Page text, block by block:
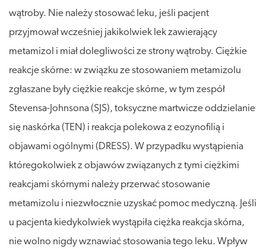
wątroby. Nie należy stosować leku, jeśli pacjent
przyjmował wcześniej jakikolwiek lek zawierający
metamizol i miał dolegliwości ze strony wątroby. Ciężkie
reakcje skórne: w związku ze stosowaniem metamizolu
zgłaszane były ciężkie reakcje skórne, w tym zespół
Stevensa-Johnsona (SJS), toksyczne martwicze oddzielanie
się naskórka (TEN) i reakcja polekowa z eozynofilią i
objawami ogólnymi (DRESS). W przypadku wystąpienia
któregokolwiek z objawów związanych z tymi ciężkimi
reakcjami skórnymi należy przerwać stosowanie
metamizolu i niezwłocznie uzyskać pomoc medyczną. Jeśli
u pacjenta kiedykolwiek wystąpiła ciężka reakcja skórna,
nie wolno nigdy wznawiać stosowania tego leku. Wpływ